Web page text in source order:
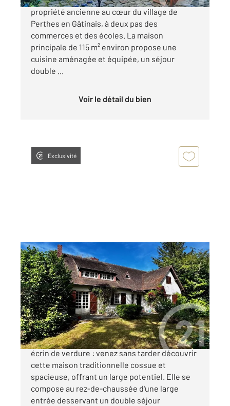
propriété ancienne au cœur du village de
Perthes en Gâtinais, à deux pas des
commerces et des écoles. La maison
principale de 115 m² environ propose une
cuisine aménagée et équipée, un séjour
double ...
Voir le détail du bien
Exclusivité
CELY EN BIERE 77
234,20 m2, 8 pièces
Ref : 2720
Maison à vendre
380 000 €
Sur la commune de Cely-en-Bière, dans un
écrin de verdure : venez sans tarder découvrir
cette maison traditionnelle cossue et
spacieuse, offrant un large potentiel. Elle se
compose au rez-de-chaussée d'une large
entrée desservant un double séjour